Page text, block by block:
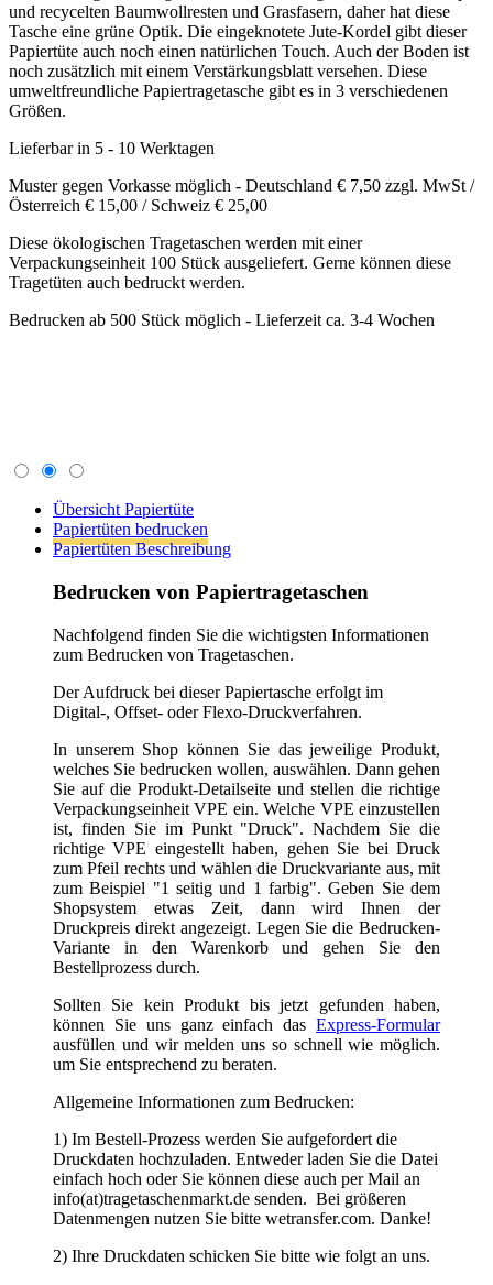
Muster gegen Vorkasse möglich - Deutschland € 7,50 zzgl. MwSt /
Österreich € 15,00 / Schweiz € 25,00
Diese ökologischen Tragetaschen werden mit einer
Verpackungseinheit 100 Stück ausgeliefert. Gerne können diese
Tragetüten auch bedruckt werden.
Bedrucken ab 500 Stück möglich - Lieferzeit ca. 3-4 Wochen
Nachfolgend finden Sie die wichtigsten Informationen
zum Bedrucken von Tragetaschen.
Der Aufdruck bei dieser Papiertasche erfolgt im
Digital-, Offset- oder Flexo-Druckverfahren.
welches Sie bedrucken wollen, auswählen. Dann gehen
Verpackungseinheit VPE ein. Welche VPE einzustellen
ist, finden Sie im Punkt "Druck". Nachdem Sie die
zum Pfeil rechts und wählen die Druckvariante aus, mit
zum Beispiel "1 seitig und 1 farbig". Geben Sie dem
Druckpreis direkt angezeigt. Legen Sie die Bedrucken-
Variante in den Warenkorb und gehen Sie den
Bestellprozess durch.
Sollten Sie kein Produkt bis jetzt gefunden haben,
können Sie uns ganz einfach dasExpress-Formular
ausfüllen und wir melden uns so schnell wie möglich.
um Sie entsprechend zu beraten.
Allgemeine Informationen zum Bedrucken:
1) Im Bestell-Prozess werden Sie aufgefordert die
einfach hoch oder Sie können diese auch per Mail an
info(at)tragetaschenmarkt.de senden. Bei größeren
Datenmengen nutzen Sie bitte wetransfer.com. Danke!
oder als vektorbasiertes PDF. Diese Formate
können ohne Qualitätsverlust beliebig skaliert
werden. Auf Grafiken in z.B. .jpg oder .png
sollten Sie verzichten, denn mit diesen Formaten
können Sie unscharfe oder verpixelte Drucke
Umwandlung der enthaltenen Texte oder